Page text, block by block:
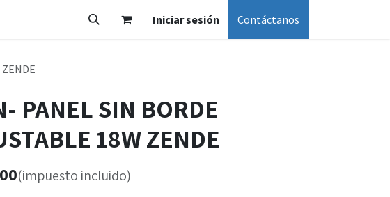
Iniciar sesión Contáctanos
PANEL SIN BORDE
18W ZENDE
(impuesto incluido)